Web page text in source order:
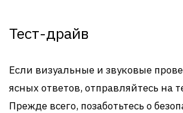
Тест-драйв
Если визуальные и звуковые
ясных ответов, отправляйтесь на
Прежде всего, позаботьтесь о